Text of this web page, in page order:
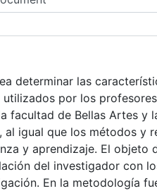
determinar las
por los
facultad de Bellas Artes y
al igual que los métodos y
y aprendizaje. El objeto
del investigador con
En la metodología